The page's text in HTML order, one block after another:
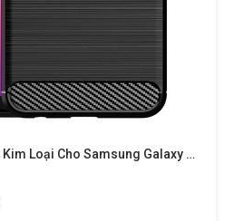
Ốp Lưng Chống Sốc Vân Kim Loại Cho Samsung Galaxy A6s Hiệu Likgus